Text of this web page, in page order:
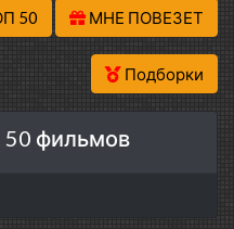
50 МНЕ ПОВЕЗЕТ
Подборки
50 фильмов